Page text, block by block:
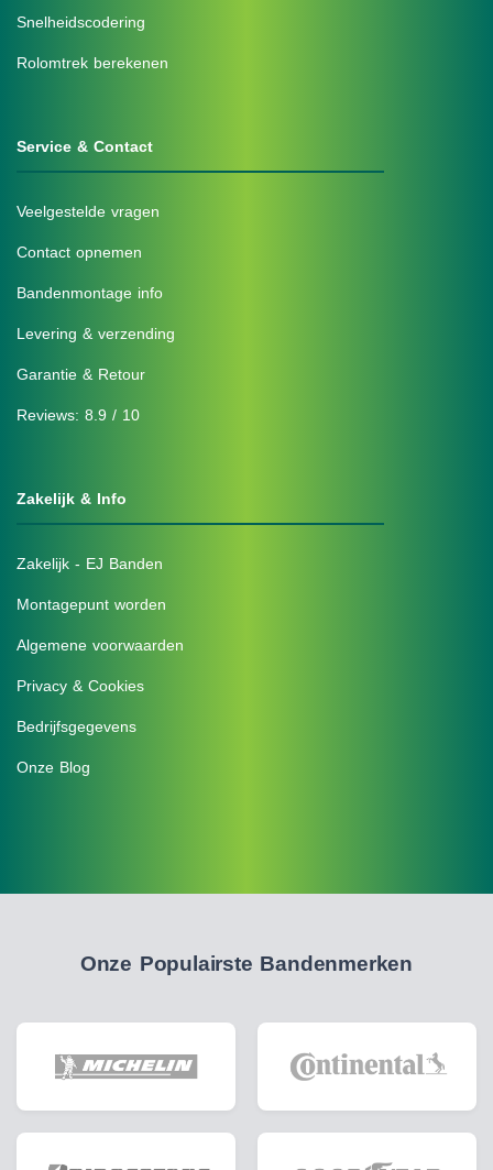
Snelheidscodering
Rolomtrek berekenen
Service & Contact
Veelgestelde vragen
Contact opnemen
Bandenmontage info
Levering & verzending
Garantie & Retour
Reviews: 8.9 / 10
Zakelijk & Info
Zakelijk - EJ Banden
Montagepunt worden
Algemene voorwaarden
Privacy & Cookies
Bedrijfsgegevens
Onze Blog
Onze Populairste Bandenmerken